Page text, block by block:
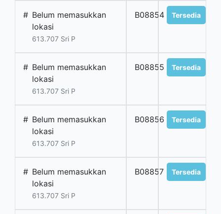
# Belum memasukkan
lokasi
613.707 Sri P
B08854 Tersedia
# Belum memasukkan
lokasi
613.707 Sri P
B08855 Tersedia
# Belum memasukkan
lokasi
613.707 Sri P
B08856 Tersedia
# Belum memasukkan
lokasi
613.707 Sri P
B08857 Tersedia